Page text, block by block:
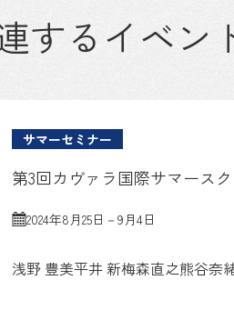
するイベン
サマーセミナー
第3回カヴァラ国際サマース
2024年8月25日－9月4日
浅野 豊美平井 新梅森直之熊谷奈